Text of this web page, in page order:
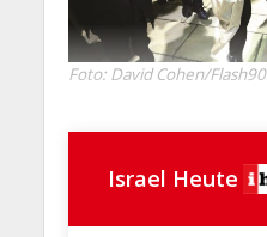
Foto: David Cohen/Flash90
Israel Heute